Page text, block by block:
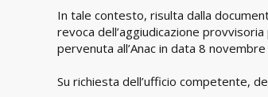
In tale contesto, risulta dalla
revoca dell’aggiudicazione
pervenuta all’Anac in data 8
Su richiesta dell’ufficio competente,